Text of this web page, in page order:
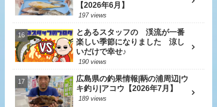
【2026年6月】
197 views
とあるスタッフの 渓流が一番
楽しい季節になりました 涼し
いだけで幸せ♪
190 views
広島県の釣果情報|鞆の浦周辺|ウ
キ釣り|アコウ【2026年7月】
189 views